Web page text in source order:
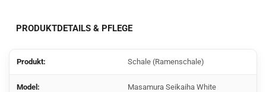
PRODUKTDETAILS & PFLEGE
Produkt: Schale (Ramenschale)
Model: Masamura Seikaiha White